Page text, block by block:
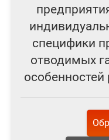
специфики
отводимых
особенностей